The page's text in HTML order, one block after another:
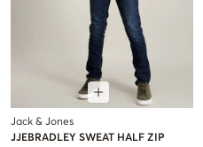
Jack & Jones
JJEBRADLEY SWEAT HALF ZIP